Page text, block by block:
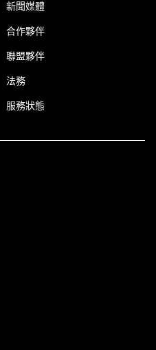
新聞媒體
合作夥伴
聯盟夥伴
法務
服務狀態